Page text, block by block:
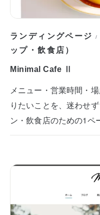
ランディングページ /
ップ・飲食店）
Minimal Cafe Ⅱ
メニュー・営業時間・
りたいことを、迷わせ
ン・飲食店のための1ペ